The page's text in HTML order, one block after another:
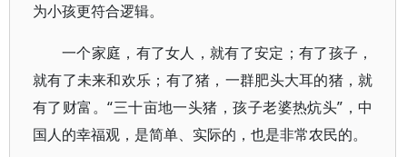
为小孩更符合逻辑。
一个家庭，有了女人，就有了安定；有了孩子，
就有了未来和欢乐；有了猪，一群肥头大耳的猪，就
有了财富。“三十亩地一头猪，孩子老婆热炕头”，中
国人的幸福观，是简单、实际的，也是非常农民的。